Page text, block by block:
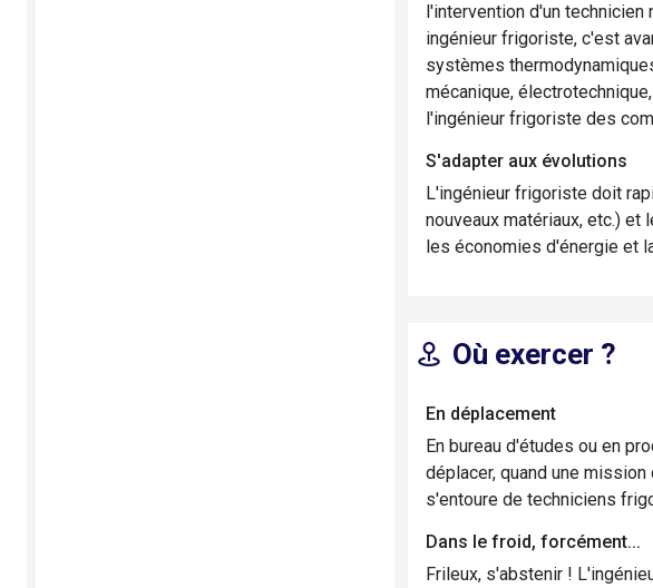
l'intervention d'un
ingénieur frigoriste, c'est
systèmes
mécanique,
l'ingénieur frigoriste des
S'adapter aux évolutions
L'ingénieur frigoriste doit
nouveaux matériaux, etc.)
les économies d'énergie et
Où exercer ?
En déplacement
En bureau d'études ou en
déplacer, quand une
s'entoure de techniciens
Dans le froid, forcément...
Frileux, s'abstenir !